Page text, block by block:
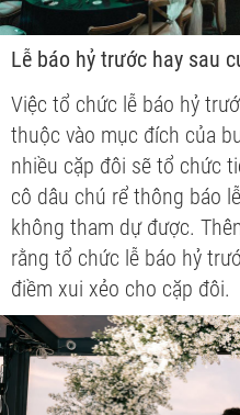
Lễ báo hỷ trước hay sau
Việc tổ chức lễ báo hỷ
thuộc vào mục đích của
nhiều cặp đôi sẽ tổ chức
cô dâu chú rể thông báo
không tham dự được.
rằng tổ chức lễ báo hỷ
điềm xui xẻo cho cặp đôi.